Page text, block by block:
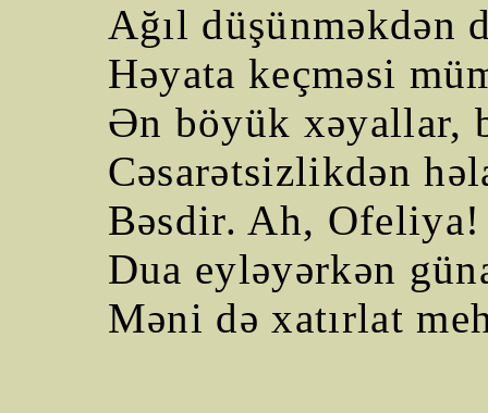
Ağıl düşünməkdən
Həyata keçməsi
Ən böyük xəyallar,
Cəsarətsizlikdən
Bəsdir. Ah, Ofeliya!
Dua eyləyərkən
Məni də xatırlat